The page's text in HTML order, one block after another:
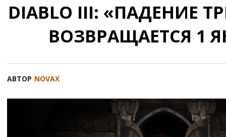
DIABLO III: «ПАДЕНИЕ
ВОЗВРАЩАЕТСЯ 1
АВТОР NOVAX